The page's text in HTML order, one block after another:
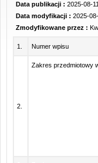
Data publikacji : 2025-08-
Data modyfikacji : 2025-
Zmodyfikowane przez :
1. Numer wpisu
2.
Zakres przedmiotowy